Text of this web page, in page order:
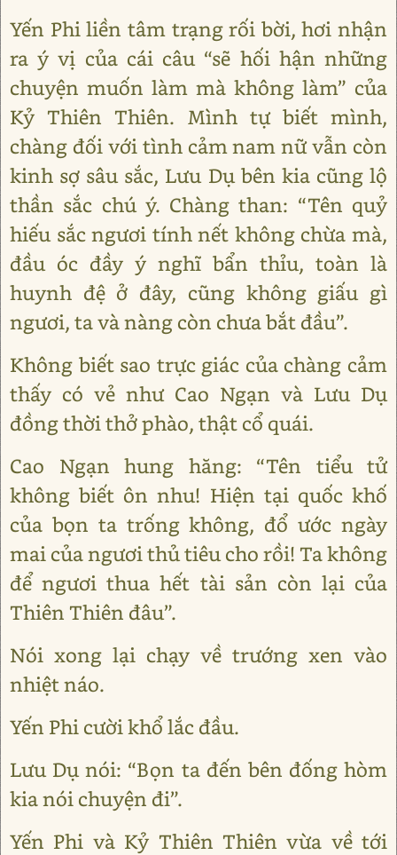
Yến Phi liền tâm trạng rối bời, hơi nhận
ra ý vị của cái câu “sẽ hối hận những
chuyện muốn làm mà không làm” của
Kỷ Thiên Thiên. Mình tự biết mình,
chàng đối với tình cảm nam nữ vẫn còn
kinh sợ sâu sắc, Lưu Dụ bên kia cũng lộ
thần sắc chú ý. Chàng than: “Tên quỷ
hiếu sắc ngươi tính nết không chừa mà,
đầu óc đầy ý nghĩ bẩn thỉu, toàn là
huynh đệ ở đây, cũng không giấu gì
ngươi, ta và nàng còn chưa bắt đầu”.
Không biết sao trực giác của chàng cảm
thấy có vẻ như Cao Ngạn và Lưu Dụ
đồng thời thở phào, thật cổ quái.
Cao Ngạn hung hăng: “Tên tiểu tử
không biết ôn nhu! Hiện tại quốc khố
của bọn ta trống không, đổ ước ngày
mai của ngươi thủ tiêu cho rồi! Ta không
để ngươi thua hết tài sản còn lại của
Thiên Thiên đâu”.
Nói xong lại chạy về trướng xen vào
nhiệt náo.
Yến Phi cười khổ lắc đầu.
Lưu Dụ nói: “Bọn ta đến bên đống hòm
kia nói chuyện đi”.
Yến Phi và Kỷ Thiên Thiên vừa về tới